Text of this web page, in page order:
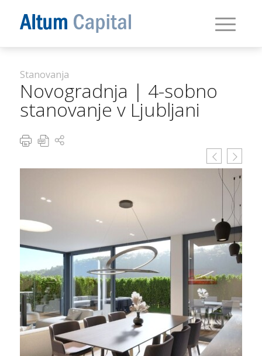
Stanovanja
Novogradnja | 4-sobno
stanovanje v Ljubljani